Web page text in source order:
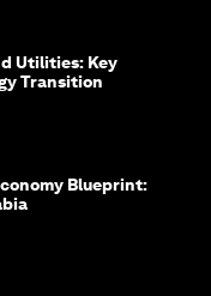
Utilities: Key
Transition
Blueprint: